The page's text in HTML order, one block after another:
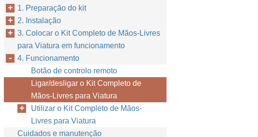
1. Preparação do kit
2. Instalação
3. Colocar o Kit Completo de Mãos-Livres
para Viatura em funcionamento
4. Funcionamento
Botão de controlo remoto
Ligar/desligar o Kit Completo de
Mãos-Livres para Viatura
Utilizar o Kit Completo de Mãos-
Livres para Viatura
Cuidados e manutenção